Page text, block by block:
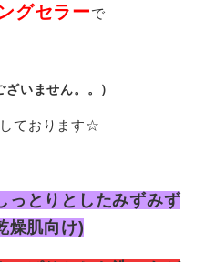
グセラーで
いません。。）
ております☆
とりとしたみずみず
燥肌向け)